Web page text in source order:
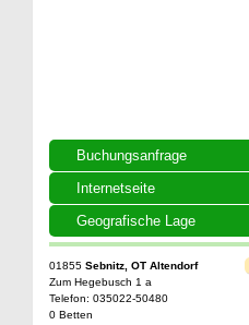
Buchungsanfrage
Internetseite
Geografische Lage
01855 Sebnitz, OT Altendorf
Zum Hegebusch 1 a
Telefon: 035022-50480
0 Betten